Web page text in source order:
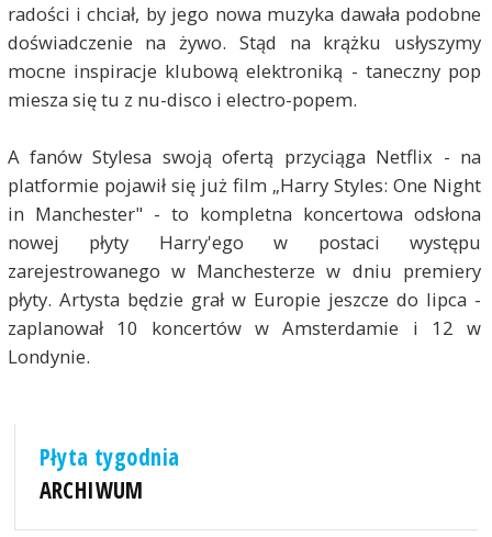
radości i chciał, by jego nowa muzyka dawała podobne
doświadczenie na żywo. Stąd na krążku usłyszymy
mocne inspiracje klubową elektroniką - taneczny pop
miesza się tu z nu-disco i electro-popem.
A fanów Stylesa swoją ofertą przyciąga Netflix - na
platformie pojawił się już film „Harry Styles: One Night
in Manchester" - to kompletna koncertowa odsłona
nowej płyty Harry'ego w postaci występu
zarejestrowanego w Manchesterze w dniu premiery
płyty. Artysta będzie grał w Europie jeszcze do lipca -
zaplanował 10 koncertów w Amsterdamie i 12 w
Londynie.
Płyta tygodnia
ARCHIWUM